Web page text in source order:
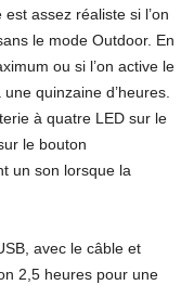
assez réaliste si l’on
le mode Outdoor. En
ou si l’on active le
quinzaine d’heures.
à quatre LED sur le
le bouton
un son lorsque la
avec le câble et
2,5 heures pour une